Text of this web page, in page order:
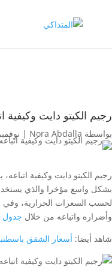
رجيم الكيتو دايت وكيفية
بواسطة Nora Abdalla
| نوفمبر 5, 2021
رجيم الكيتو دايت وكيفية
بشكل واسع مؤخرا والذي
لحسب السعرات الحرارية، وفي
وأضراره واتباعه من خلال جدول
شاهد أيضا: أسعار الشقق